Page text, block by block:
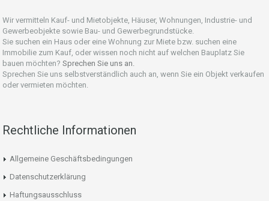
Wir vermitteln Kauf- und Mietobjekte, Häuser, Wohnungen, Industrie- und
Gewerbeobjekte sowie Bau- und Gewerbegrundstücke.
Sie suchen ein Haus oder eine Wohnung zur Miete bzw. suchen eine
Immobilie zum Kauf, oder wissen noch nicht auf welchen Bauplatz Sie
bauen möchten? Sprechen Sie uns an.
Sprechen Sie uns selbstverständlich auch an, wenn Sie ein Objekt verkaufen
oder vermieten möchten.
Rechtliche Informationen
Allgemeine Geschäftsbedingungen
Datenschutzerklärung
Haftungsausschluss